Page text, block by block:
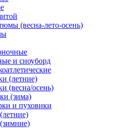
(весна-лето-осень)
и сноуборд
(летние)
(весна/осень)
(зима)
и пуховики